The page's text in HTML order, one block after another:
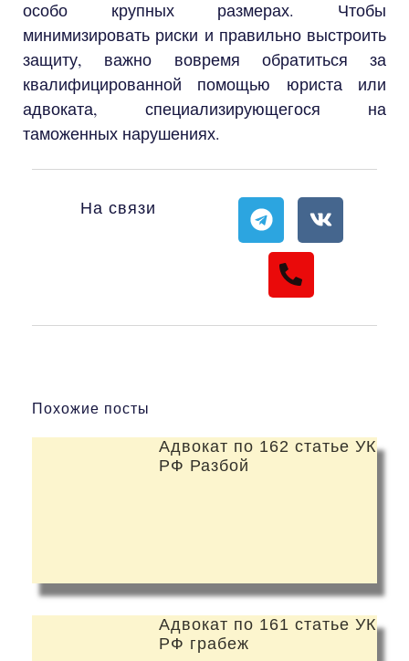
особо крупных размерах. Чтобы
минимизировать риски и правильно выстроить
защиту, важно вовремя обратиться за
квалифицированной помощью юриста или
адвоката, специализирующегося на
таможенных нарушениях.
На связи
Похожие посты
Адвокат по 162 статье УК
РФ Разбой
Адвокат по 161 статье УК
РФ грабеж